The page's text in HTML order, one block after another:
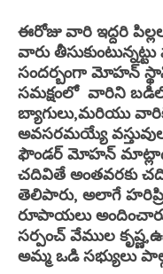
ఈరోజు వారి ఇద్దరి
వారు
సందర్బంగా మోహన్
సమక్షంలో వారిని బడిలో
బ్యాగులు,మరియు
అవసరమయ్యే
ఫౌండర్ మోహన్
చదివితే అంతవరకు
తెలిపారు, అలాగే
రూపాయలు
సర్పంచ్ వేముల
అమ్మ ఒడి సభ్యులు